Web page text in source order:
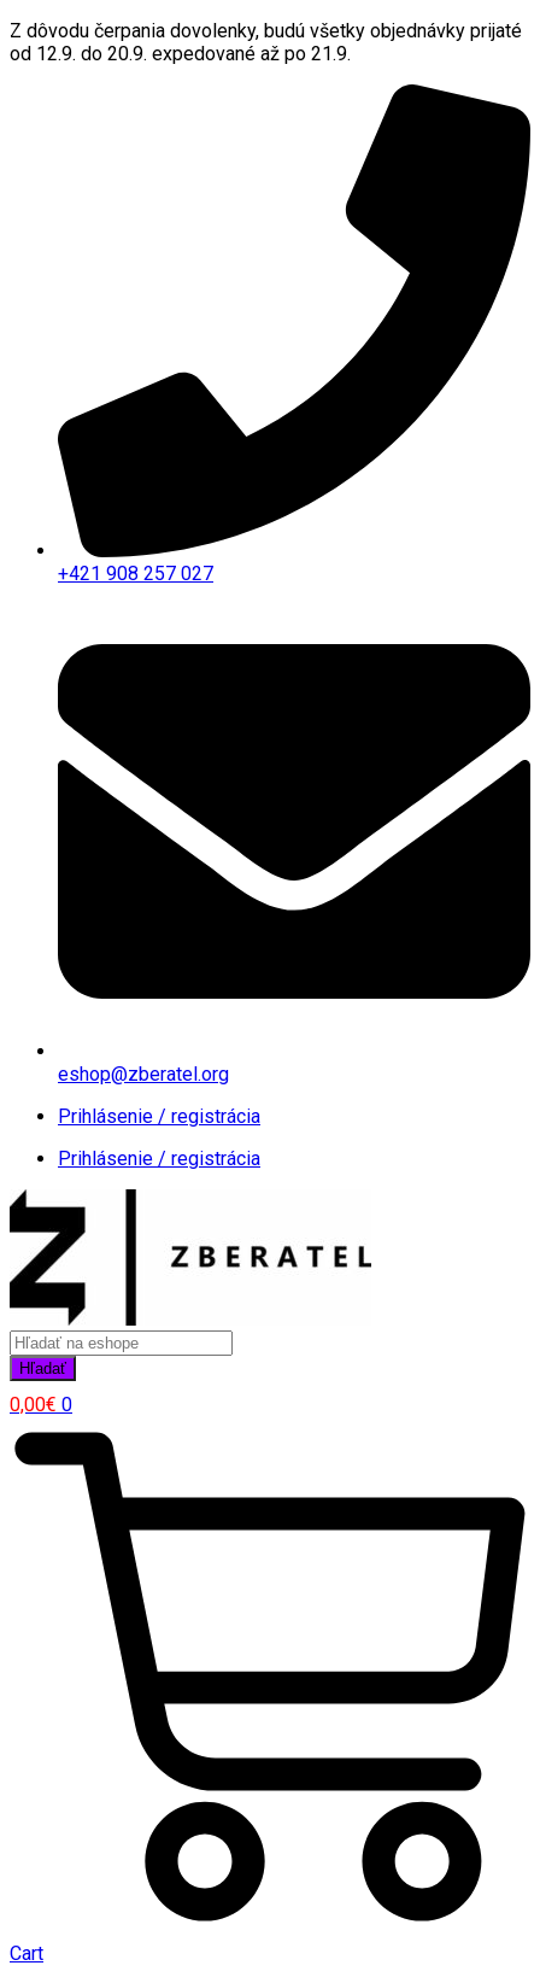
Z dôvodu čerpania dovolenky, budú všetky objednávky prijaté
od 12.9. do 20.9. expedované až po 21.9.
+421 908 257 027
eshop@zberatel.org
Prihlásenie / registrácia
Prihlásenie / registrácia
Products
search
Hľadať
0,00€ 0
Cart